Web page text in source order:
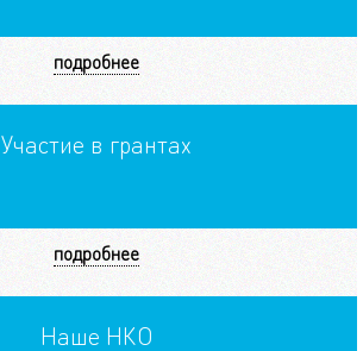
подробнее
Участие в грантах
подробнее
Наше НКО